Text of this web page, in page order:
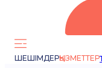
ШЕШІМДЕРҚЫЗМЕТТЕР